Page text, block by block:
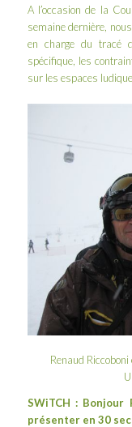
A l’occasion de la
semaine dernière ,
en charge du tracé
spécifique, les
sur les espaces
Renaud
SWiTCH : Bonjour
présenter en 30